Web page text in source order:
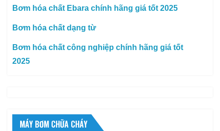
Bơm hóa chất Ebara chính hãng giá tốt 2025
Bơm hóa chất dạng từ
Bơm hóa chất công nghiệp chính hãng giá tốt
2025
MÁY BƠM CHỮA CHÁY